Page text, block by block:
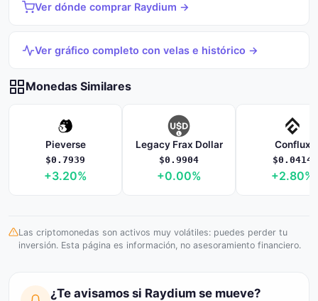
Ver dónde comprar Raydium →
Ver gráfico completo con velas e histórico →
Monedas Similares
Pieverse
$0.7939
+3.20%
Legacy Frax Dollar
$0.9904
+0.00%
Conflux
$0.0414
+2.80%
Las criptomonedas son activos muy volátiles: puedes perder tu
inversión. Esta página es información, no asesoramiento financiero.
¿Te avisamos si Raydium se mueve?